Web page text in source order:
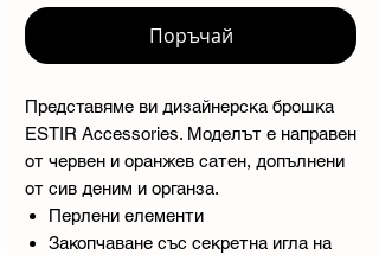
Поръчай
Представяме ви дизайнерска брошка
ESTIR Accessories. Моделът е направен
от червен и оранжев сатен, допълнени
от сив деним и органза.
Перлени елементи
Закопчаване със секретна игла на